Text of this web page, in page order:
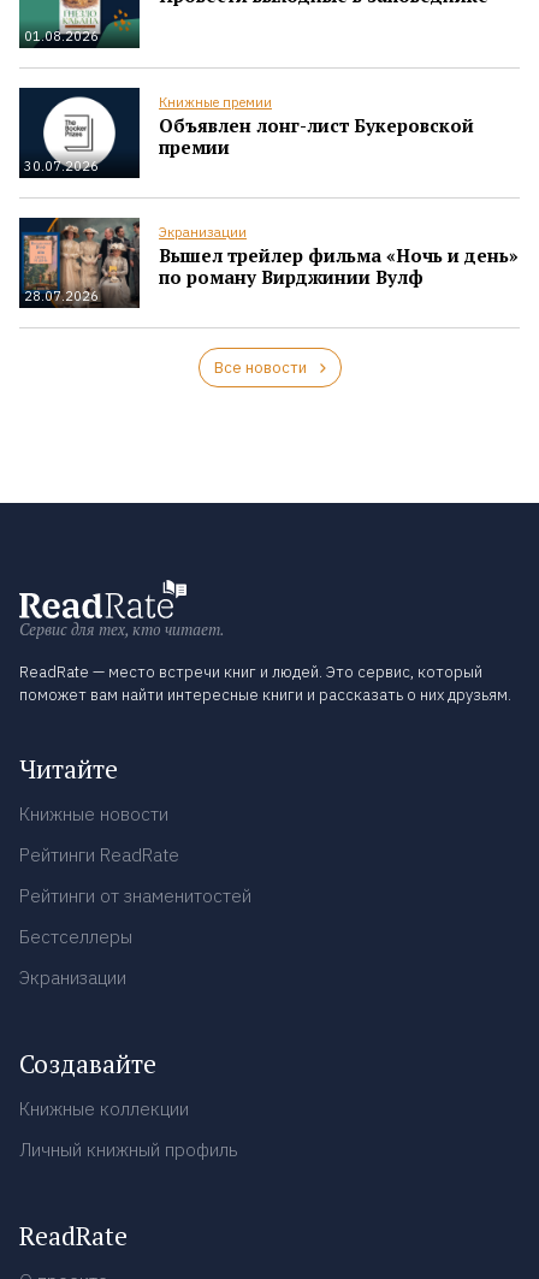
01.08.2026
30.07.2026
Книжные премии
Объявлен лонг-лист Букеровской
премии
28.07.2026
Экранизации
Вышел трейлер фильма «Ночь и день»
по роману Вирджинии Вулф
Все новости
Сервис для тех, кто читает.
ReadRate — место встречи книг и людей. Это сервис, который
поможет вам найти интересные книги и рассказать о них друзьям.
Читайте
Книжные новости
Рейтинги ReadRate
Рейтинги от знаменитостей
Бестселлеры
Экранизации
Создавайте
Книжные коллекции
Личный книжный профиль
ReadRate